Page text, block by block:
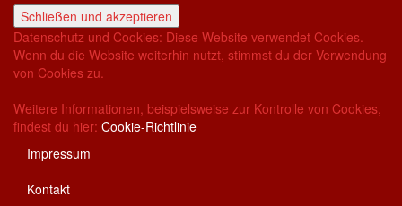
Datenschutz und Cookies: Diese Website verwendet Cookies.
Wenn du die Website weiterhin nutzt, stimmst du der Verwendung
von Cookies zu.
Weitere Informationen, beispielsweise zur Kontrolle von Cookies,
findest du hier: Cookie-Richtlinie
Impressum
Kontakt